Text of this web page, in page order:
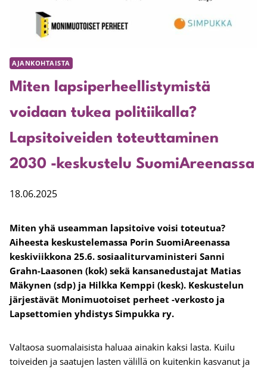
AJANKOHTAISTA
Miten lapsiperheellistymistä
voidaan tukea politiikalla?
Lapsitoiveiden toteuttaminen
2030 -keskustelu SuomiAreenassa
18.06.2025
Miten yhä useamman lapsitoive voisi toteutua?
Aiheesta keskustelemassa Porin SuomiAreenassa
keskiviikkona 25.6. sosiaaliturvaministeri Sanni
Grahn-Laasonen (kok) sekä kansanedustajat Matias
Mäkynen (sdp) ja Hilkka Kemppi (kesk). Keskustelun
järjestävät Monimuotoiset perheet -verkosto ja
Lapsettomien yhdistys Simpukka ry.
Valtaosa suomalaisista haluaa ainakin kaksi lasta. Kuilu
toiveiden ja saatujen lasten välillä on kuitenkin kasvanut ja